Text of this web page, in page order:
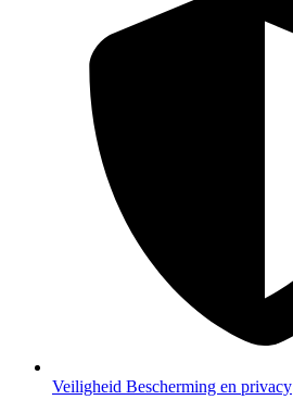
Veiligheid Bescherming en privacy